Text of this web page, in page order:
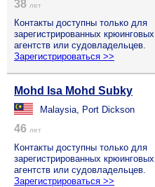
38 лет
Контакты доступны только для
зарегистрированных крюинговых
агентств или судовладельцев.
Зарегистрироваться >>
Mohd Isa Mohd Subky
Malaysia, Port Dickson
46 лет
Контакты доступны только для
зарегистрированных крюинговых
агентств или судовладельцев.
Зарегистрироваться >>